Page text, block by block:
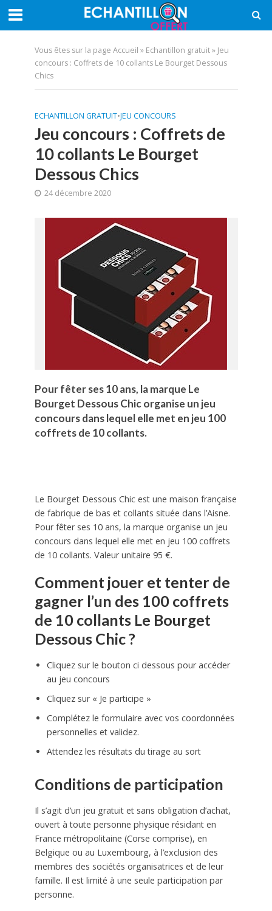
Vous êtes sur la page Accueil » Echantillon gratuit» Jeu
concours : Coffrets de 10 collants Le Bourget Dessous
Chics
ECHANTILLON GRATUIT•JEU CONCOURS
Jeu concours : Coffrets de
10 collants Le Bourget
Dessous Chics
24 décembre 2020
Pour fêter ses 10 ans, la marque Le
Bourget Dessous Chic organise un jeu
concours dans lequel elle met en jeu 100
coffrets de 10 collants.
Le Bourget Dessous Chic est une maison française
de fabrique de bas et collants située dans l’Aisne.
Pour fêter ses 10 ans, la marque organise un jeu
concours dans lequel elle met en jeu 100 coffrets
de 10 collants. Valeur unitaire 95 €.
Comment jouer et tenter de
gagner l’un des 100 coffrets
de 10 collants Le Bourget
Dessous Chic ?
Cliquez sur le bouton ci dessous pour accéder
au jeu concours
Cliquez sur « Je participe »
Complétez le formulaire avec vos coordonnées
personnelles et validez.
Attendez les résultats du tirage au sort
Conditions de participation
Il s’agit d’un jeu gratuit et sans obligation d’achat,
ouvert à toute personne physique résidant en
France métropolitaine (Corse comprise), en
Belgique ou au Luxembourg, à l’exclusion des
membres des sociétés organisatrices et de leur
famille. Il est limité à une seule participation par
personne.